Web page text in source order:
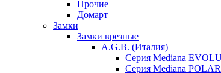
Прочие
Домарт
Замки
Замки врезные
A.G.B. (Италия)
Серия Mediana
Серия Mediana